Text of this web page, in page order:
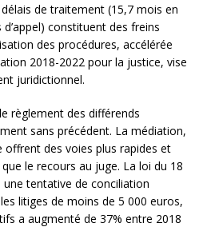
de traitement (15,7 mois en
constituent des freins
des procédures, accélérée
2018-2022 pour la justice, vise
juridictionnel.
règlement des différends
sans précédent. La médiation,
offrent des voies plus rapides et
le recours au juge. La loi du 18
tentative de conciliation
litiges de moins de 5 000 euros,
a augmenté de 37% entre 2018